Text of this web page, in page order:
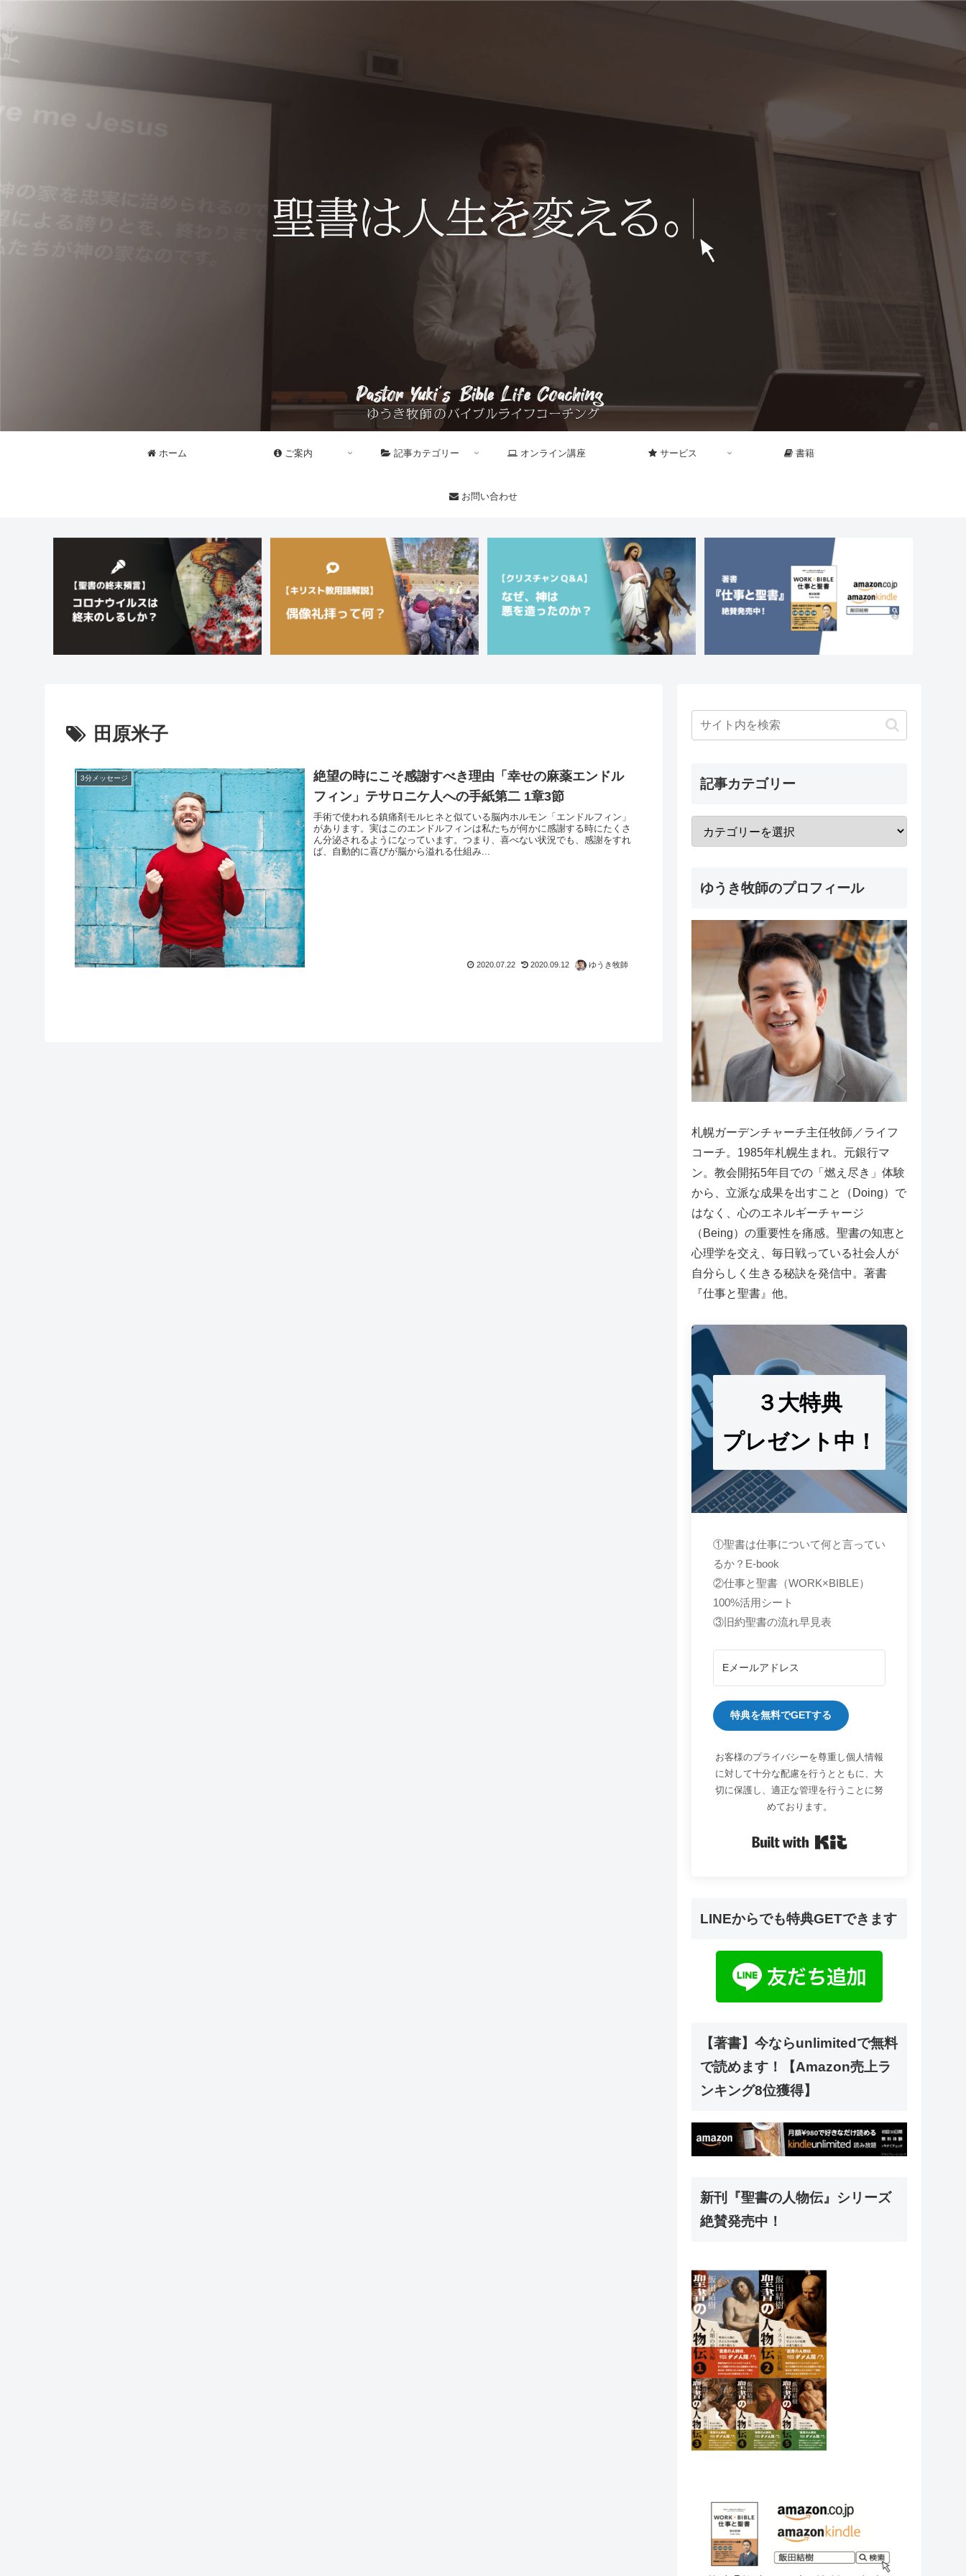
ホーム ご案内 記事カテゴリー オンライン講座 サービス 書籍
お問い合わせ
田原米子
3分メッセージ
絶望の時にこそ感謝すべき理由「幸せの麻薬エンドル
フィン」テサロニケ人への手紙第二 1章3節
手術で使われる鎮痛剤モルヒネと似ている脳内ホルモン「エンドルフィン」
があります。実はこのエンドルフィンは私たちが何かに感謝する時にたくさ
ん分泌されるようになっています。つまり、喜べない状況でも、感謝をすれ
ば、自動的に喜びが脳から溢れる仕組み...
2020.07.22 2020.09.12 ゆうき牧師
記事カテゴリー
ゆうき牧師のプロフィール
札幌ガーデンチャーチ主任牧師／ライフ
コーチ。1985年札幌生まれ。元銀行マ
ン。教会開拓5年目での「燃え尽き」体験
から、立派な成果を出すこと（Doing）で
はなく、心のエネルギーチャージ
（Being）の重要性を痛感。聖書の知恵と
心理学を交え、毎日戦っている社会人が
自分らしく生きる秘訣を発信中。著書
『仕事と聖書』他。
３大特典
プレゼント中！
①聖書は仕事について何と言ってい
るか？E-book
②仕事と聖書（WORK×BIBLE）
100%活用シート
③旧約聖書の流れ早見表
特典を無料でGETする
お客様のプライバシーを尊重し個人情報
に対して十分な配慮を行うとともに、大
切に保護し、適正な管理を行うことに努
めております。
LINEからでも特典GETできます
【著書】今ならunlimitedで無料
で読めます！【Amazon売上ラ
ンキング8位獲得】
新刊『聖書の人物伝』シリーズ
絶賛発売中！